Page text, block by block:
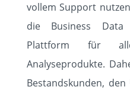
vollem Support
die Business
Plattform für
Analyseprodukte.
Bestandskunden,